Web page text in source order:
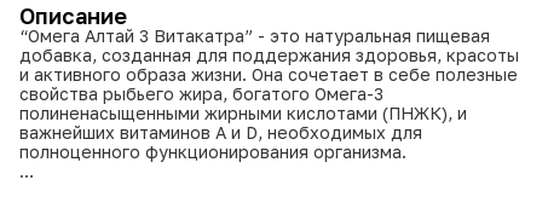
Описание
“Омега Алтай 3 Витакатра” - это натуральная пищевая
добавка, созданная для поддержания здоровья, красоты
и активного образа жизни. Она сочетает в себе полезные
свойства рыбьего жира, богатого Омега-3
полиненасыщенными жирными кислотами (ПНЖК), и
важнейших витаминов А и D, необходимых для
полноценного функционирования организма.